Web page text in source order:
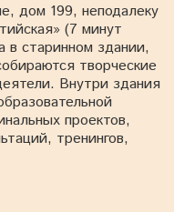
дом 199, неподалеку
(7 минут
старинном здании,
творческие
Внутри здания
проектов,
тренингов,